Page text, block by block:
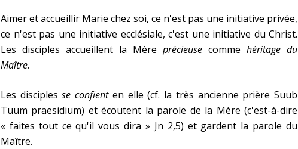
Aimer et accueillir Marie chez soi, ce n'est pas une initiative privée,
ce n'est pas une initiative ecclésiale, c'est une initiative du Christ.
Les disciples accueillent la Mère précieuse comme héritage du
Maître.
Les disciplesse confienten elle (cf. la très ancienne prière Suub
Tuum praesidium) et écoutent la parole de la Mère (c'est-à-dire
« faites tout ce qu'il vous dira » Jn 2,5) et gardent la parole du
Maître.